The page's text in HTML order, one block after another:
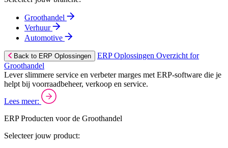
Groothandel
Verhuur
Automotive
Back to ERP Oplossingen
ERP Oplossingen Overzicht for
Groothandel
Lever slimmere service en verbeter marges met ERP-software die je
helpt bij voorraadbeheer, verkoop en service.
Lees meer:
ERP Producten voor de Groothandel
Selecteer jouw product: